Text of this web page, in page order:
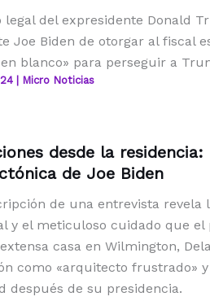
legal del expresidente Donald
Joe Biden de otorgar al fiscal
blanco» para perseguir a
| Micro Noticias
desde la
de Joe Biden
de una entrevista revela
y el meticuloso cuidado que el
casa en Wilmington,
como «arquitecto frustrado»
después de su presidencia.